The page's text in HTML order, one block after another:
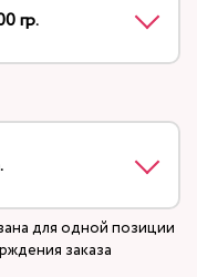
гр.
для одной позиции
заказа